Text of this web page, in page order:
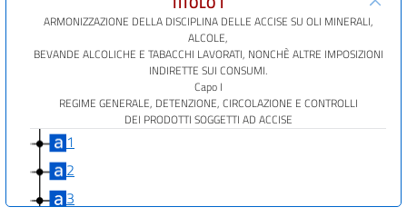
ARMONIZZAZIONE DELLA DISCIPLINA DELLE ACCISE SU OLI MINERALI,
ALCOLE,
BEVANDE ALCOLICHE E TABACCHI LAVORATI, NONCHÈ ALTRE IMPOSIZIONI
INDIRETTE SUI CONSUMI.
Capo I
REGIME GENERALE, DETENZIONE, CIRCOLAZIONE E CONTROLLI
DEI PRODOTTI SOGGETTI AD ACCISE
1
2
3